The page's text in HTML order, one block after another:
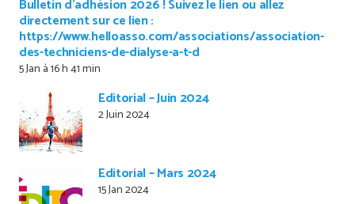
Bulletin d’adhésion 2026 ! Suivez le lien ou allez
directement sur ce lien :
https://www.helloasso.com/associations/association-
des-techniciens-de-dialyse-a-t-d
5 Jan à 16 h 41 min
Editorial – Juin 2024
2 Juin 2024
Editorial – Mars 2024
15 Jan 2024